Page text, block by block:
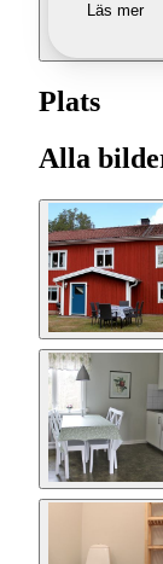
Läs mer
Plats
Alla